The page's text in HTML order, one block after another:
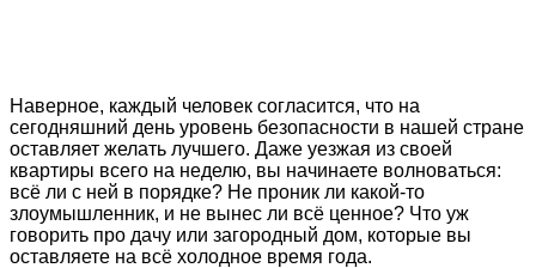
Наверное, каждый человек согласится, что на
сегодняшний день уровень безопасности в нашей стране
оставляет желать лучшего. Даже уезжая из своей
квартиры всего на неделю, вы начинаете волноваться:
всё ли с ней в порядке? Не проник ли какой-то
злоумышленник, и не вынес ли всё ценное? Что уж
говорить про дачу или загородный дом, которые вы
оставляете на всё холодное время года.